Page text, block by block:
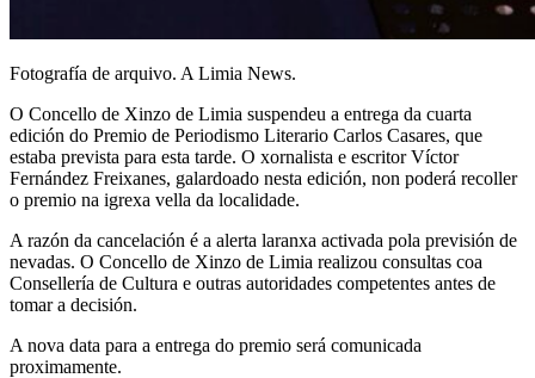
Fotografía de arquivo. A Limia News.
O Concello de Xinzo de Limia suspendeu a entrega da cuarta
edición do Premio de Periodismo Literario Carlos Casares, que
estaba prevista para esta tarde. O xornalista e escritor Víctor
Fernández Freixanes, galardoado nesta edición, non poderá recoller
o premio na igrexa vella da localidade.
A razón da cancelación é a alerta laranxa activada pola previsión de
nevadas. O Concello de Xinzo de Limia realizou consultas coa
Consellería de Cultura e outras autoridades competentes antes de
tomar a decisión.
A nova data para a entrega do premio será comunicada
proximamente.